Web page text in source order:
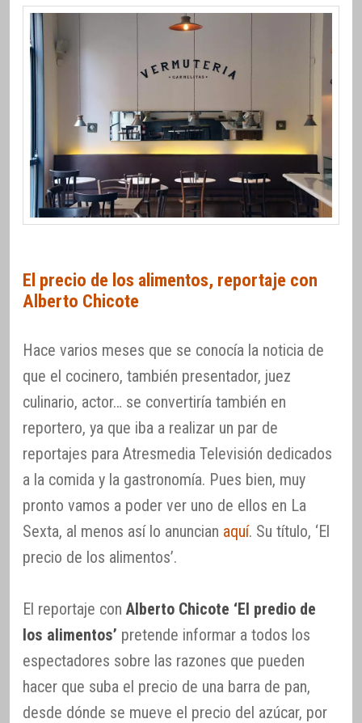
El precio de los alimentos, reportaje con
Alberto Chicote
Hace varios meses que se conocía la noticia de
que el cocinero, también presentador, juez
culinario, actor… se convertiría también en
reportero, ya que iba a realizar un par de
reportajes para Atresmedia Televisión dedicados
a la comida y la gastronomía. Pues bien, muy
pronto vamos a poder ver uno de ellos en La
Sexta, al menos así lo anuncian aquí. Su título, ‘El
precio de los alimentos’.
El reportaje con Alberto Chicote ‘El predio de
los alimentos’ pretende informar a todos los
espectadores sobre las razones que pueden
hacer que suba el precio de una barra de pan,
desde dónde se mueve el precio del azúcar, por